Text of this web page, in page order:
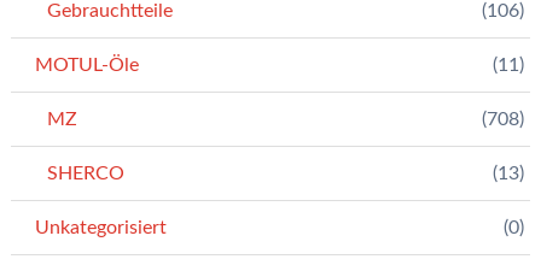
Gebrauchtteile (106)
MOTUL-Öle (11)
MZ (708)
SHERCO (13)
Unkategorisiert (0)